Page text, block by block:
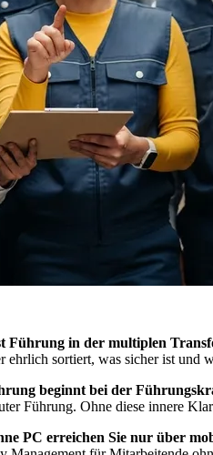
Führung in der multiplen
sortiert, was sicher ist und
beginnt bei der
Führung. Ohne diese innere
PC erreichen Sie nur über